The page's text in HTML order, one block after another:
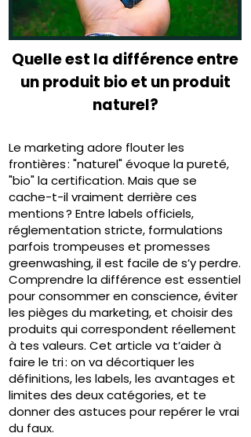
Quelle est la différence entre
un produit bio et un produit
naturel?
Le marketing adore flouter les
frontières : "naturel" évoque la pureté,
"bio" la certification. Mais que se
cache-t-il vraiment derrière ces
mentions ? Entre labels officiels,
réglementation stricte, formulations
parfois trompeuses et promesses
greenwashing, il est facile de s’y perdre.
Comprendre la différence est essentiel
pour consommer en conscience, éviter
les pièges du marketing, et choisir des
produits qui correspondent réellement
à tes valeurs. Cet article va t’aider à
faire le tri : on va décortiquer les
définitions, les labels, les avantages et
limites des deux catégories, et te
donner des astuces pour repérer le vrai
du faux.